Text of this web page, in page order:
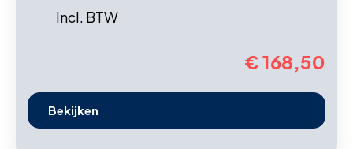
Incl. BTW
€ 168,50
Bekijken